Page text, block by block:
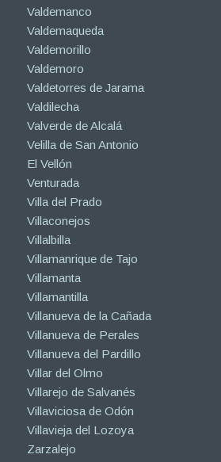
Valdemanco
Valdemaqueda
Valdemorillo
Valdemoro
Valdetorres de Jarama
Valdilecha
Valverde de Alcalá
Velilla de San Antonio
El Vellón
Venturada
Villa del Prado
Villaconejos
Villalbilla
Villamanrique de Tajo
Villamanta
Villamantilla
Villanueva de la Cañada
Villanueva de Perales
Villanueva del Pardillo
Villar del Olmo
Villarejo de Salvanés
Villaviciosa de Odón
Villavieja del Lozoya
Zarzalejo